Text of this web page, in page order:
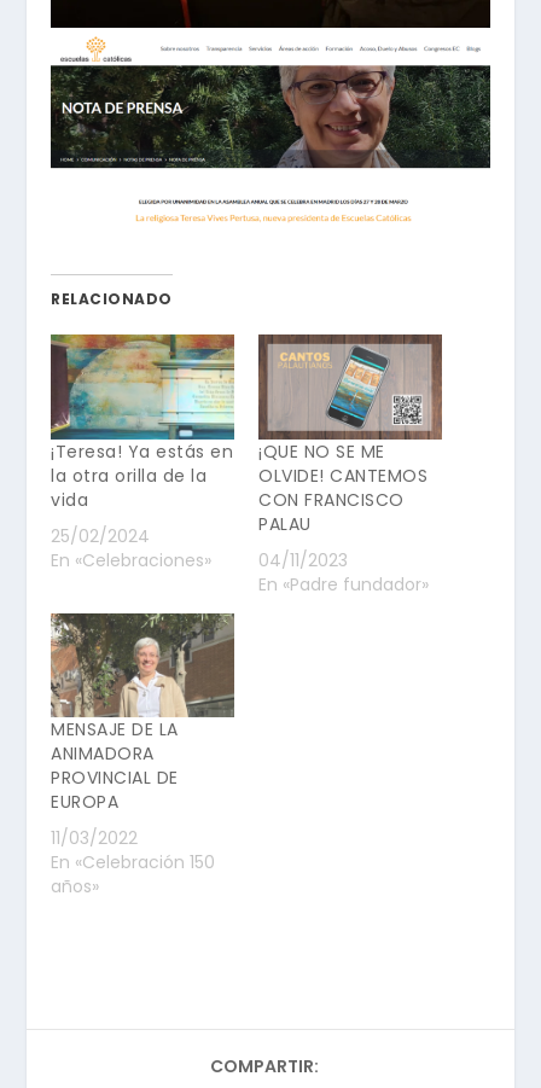
RELACIONADO
¡Teresa! Ya estás en
la otra orilla de la
vida
25/02/2024
En «Celebraciones»
¡QUE NO SE ME
OLVIDE! CANTEMOS
CON FRANCISCO
PALAU
04/11/2023
En «Padre fundador»
MENSAJE DE LA
ANIMADORA
PROVINCIAL DE
EUROPA
11/03/2022
En «Celebración 150
años»
COMPARTIR: